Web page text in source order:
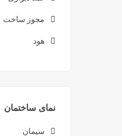
مجوز ساخت
هود
نمای ساختمان
سیمان